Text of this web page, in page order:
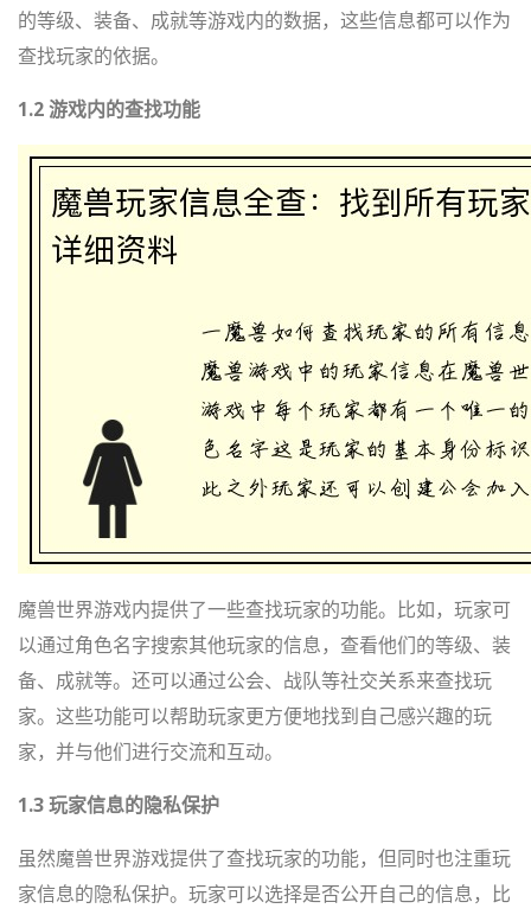
的等级、装备、成就等游戏内的数据，这些信息都可以作为
查找玩家的依据。
1.2 游戏内的查找功能
魔兽世界游戏内提供了一些查找玩家的功能。比如，玩家可
以通过角色名字搜索其他玩家的信息，查看他们的等级、装
备、成就等。还可以通过公会、战队等社交关系来查找玩
家。这些功能可以帮助玩家更方便地找到自己感兴趣的玩
家，并与他们进行交流和互动。
1.3 玩家信息的隐私保护
虽然魔兽世界游戏提供了查找玩家的功能，但同时也注重玩
家信息的隐私保护。玩家可以选择是否公开自己的信息，比